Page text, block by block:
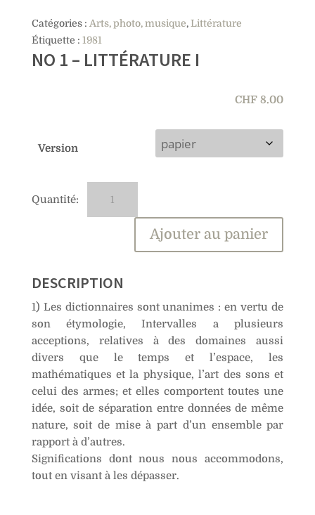
Catégories : Arts, photo, musique,Littérature
Étiquette : 1981
NO 1 – LITTÉRATURE I
CHF 8.00
Version
Ajouter au panier
e
t
i
v
e
:
DESCRIPTION
1) Les dictionnaires sont unanimes : en vertu de
son étymologie, Intervalles a plusieurs
acceptions, relatives à des domaines aussi
divers que le temps et l’espace, les
mathématiques et la physique, l’art des sons et
celui des armes; et elles comportent toutes une
idée, soit de séparation entre données de même
nature, soit de mise à part d’un ensemble par
rapport à d’autres.
Significations dont nous nous accommodons,
tout en visant à les dépasser.